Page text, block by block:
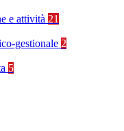
e attività 21
gestionale 2
5